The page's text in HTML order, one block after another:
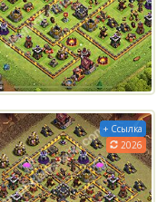
+ Ссылка
2026